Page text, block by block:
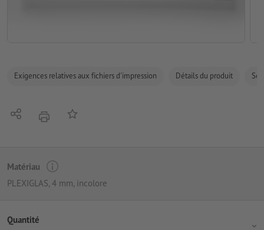
Exigences relatives aux fichiers d'impression Détails du produit
PartagerimprimerAjouter à liste d'article
Matériau
PLEXIGLAS, 4 mm, incolore
Quantité